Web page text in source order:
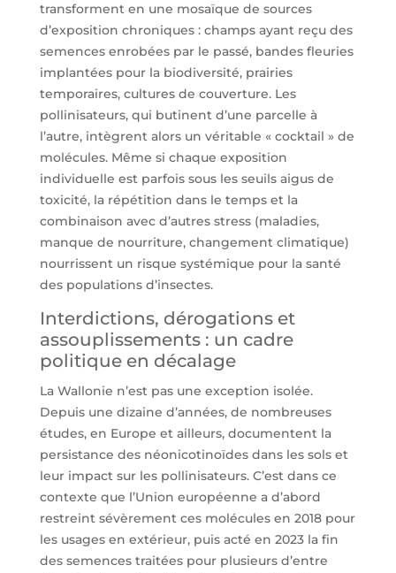
transforment en une mosaïque de sources
d’exposition chroniques : champs ayant reçu des
semences enrobées par le passé, bandes fleuries
implantées pour la biodiversité, prairies
temporaires, cultures de couverture. Les
pollinisateurs, qui butinent d’une parcelle à
l’autre, intègrent alors un véritable « cocktail » de
molécules. Même si chaque exposition
individuelle est parfois sous les seuils aigus de
toxicité, la répétition dans le temps et la
combinaison avec d’autres stress (maladies,
manque de nourriture, changement climatique)
nourrissent un risque systémique pour la santé
des populations d’insectes.
Interdictions, dérogations et
assouplissements : un cadre
politique en décalage
La Wallonie n’est pas une exception isolée.
Depuis une dizaine d’années, de nombreuses
études, en Europe et ailleurs, documentent la
persistance des néonicotinoïdes dans les sols et
leur impact sur les pollinisateurs. C’est dans ce
contexte que l’Union européenne a d’abord
restreint sévèrement ces molécules en 2018 pour
les usages en extérieur, puis acté en 2023 la fin
des semences traitées pour plusieurs d’entre